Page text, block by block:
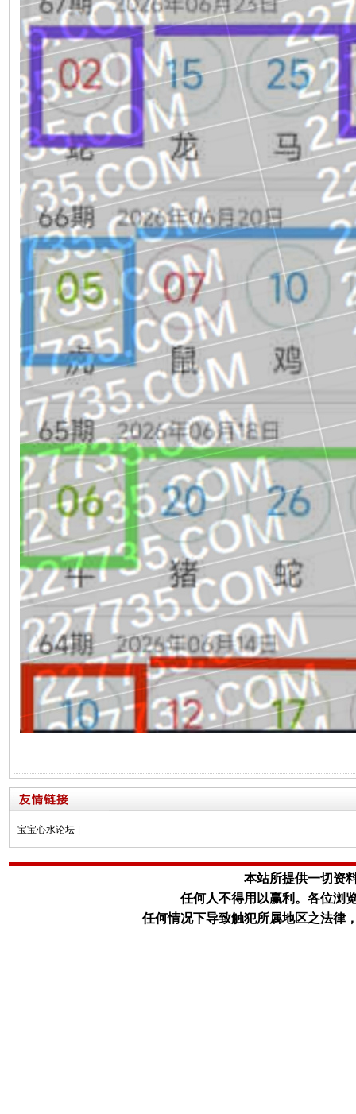
宝宝心水论坛
本站所提供一切资
任何人不得用以赢利。 各位浏
任何情况下导致触犯所属地区之法律